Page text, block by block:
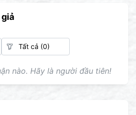
nào. Hãy là người đầu tiên!